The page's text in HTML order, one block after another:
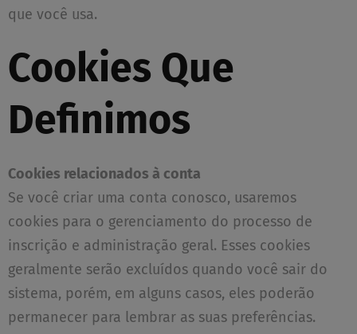
que você usa.
Cookies Que
Definimos
Cookies relacionados à conta
Se você criar uma conta conosco, usaremos
cookies para o gerenciamento do processo de
inscrição e administração geral. Esses cookies
geralmente serão excluídos quando você sair do
sistema, porém, em alguns casos, eles poderão
permanecer para lembrar as suas preferências.